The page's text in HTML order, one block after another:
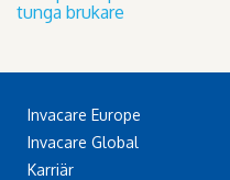
tunga brukare
Invacare Europe
Invacare Global
Karriär